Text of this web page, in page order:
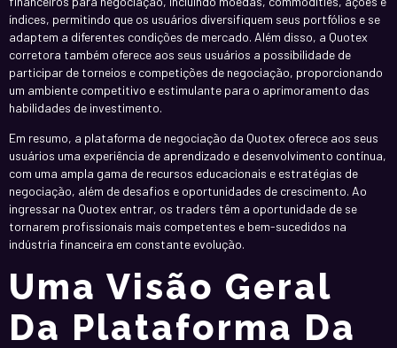
índices, permitindo que os usuários diversifiquem seus portfólios e se
adaptem a diferentes condições de mercado. Além disso, a Quotex
corretora também oferece aos seus usuários a possibilidade de
participar de torneios e competições de negociação, proporcionando
um ambiente competitivo e estimulante para o aprimoramento das
habilidades de investimento.
Em resumo, a plataforma de negociação da Quotex oferece aos seus
usuários uma experiência de aprendizado e desenvolvimento contínua,
com uma ampla gama de recursos educacionais e estratégias de
negociação, além de desafios e oportunidades de crescimento. Ao
ingressar na Quotex entrar, os traders têm a oportunidade de se
tornarem profissionais mais competentes e bem-sucedidos na
indústria financeira em constante evolução.
Uma Visão Geral
Da Plataforma Da